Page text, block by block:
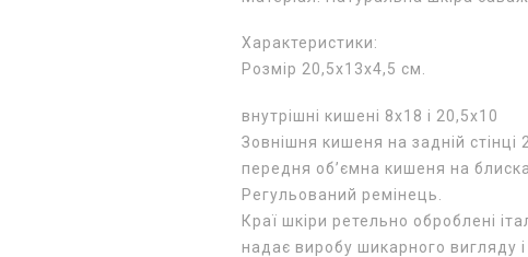
Характеристики:
Розмір 20,5х13х4,5 см.
внутрішні кишені 8х18 і 20,5х10
Зовнішня кишеня на задній стінці
передня об’ємна кишеня на
Регульований ремінець.
Краї шкіри ретельно оброблені
надає виробу шикарного вигляду і